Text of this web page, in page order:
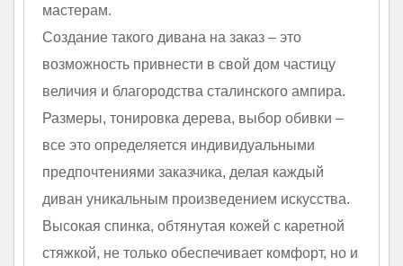
мастерам.
Создание такого дивана на заказ – это
возможность привнести в свой дом частицу
величия и благородства сталинского ампира.
Размеры, тонировка дерева, выбор обивки –
все это определяется индивидуальными
предпочтениями заказчика, делая каждый
диван уникальным произведением искусства.
Высокая спинка, обтянутая кожей с каретной
стяжкой, не только обеспечивает комфорт, но и